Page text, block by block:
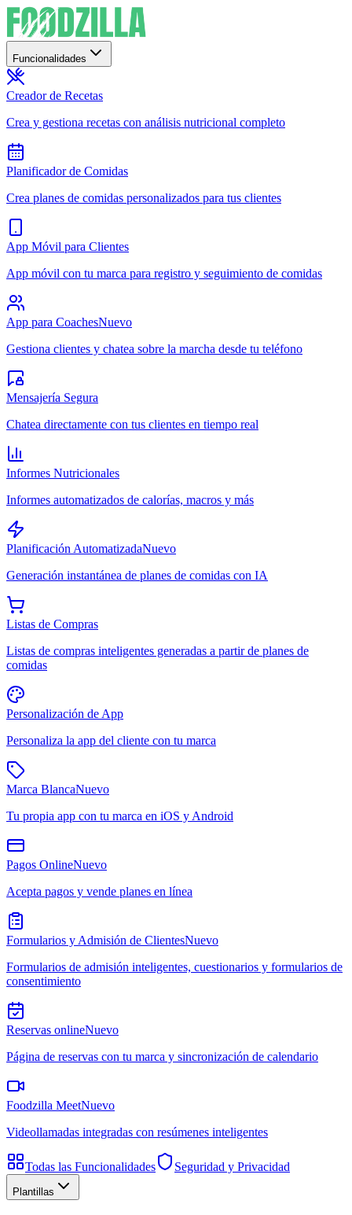
Funcionalidades
Creador de Recetas
Crea y gestiona recetas con análisis nutricional completo
Planificador de Comidas
Crea planes de comidas personalizados para tus clientes
App Móvil para Clientes
App móvil con tu marca para registro y seguimiento de comidas
App para CoachesNuevo
Gestiona clientes y chatea sobre la marcha desde tu teléfono
Mensajería Segura
Chatea directamente con tus clientes en tiempo real
Informes Nutricionales
Informes automatizados de calorías, macros y más
Planificación AutomatizadaNuevo
Generación instantánea de planes de comidas con IA
Listas de Compras
Listas de compras inteligentes generadas a partir de planes de
comidas
Personalización de App
Personaliza la app del cliente con tu marca
Marca BlancaNuevo
Tu propia app con tu marca en iOS y Android
Pagos OnlineNuevo
Acepta pagos y vende planes en línea
Formularios y Admisión de ClientesNuevo
Formularios de admisión inteligentes, cuestionarios y formularios de
consentimiento
Reservas onlineNuevo
Página de reservas con tu marca y sincronización de calendario
Foodzilla MeetNuevo
Videollamadas integradas con resúmenes inteligentes
Todas las Funcionalidades Seguridad y Privacidad
Plantillas